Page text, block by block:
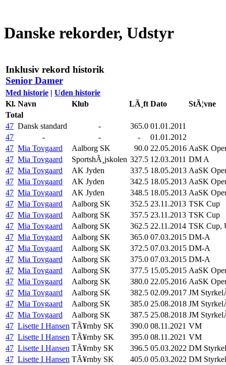
Danske rekorder, Udstyr
Inklusiv rekord historik
Senior Damer
Med historie | Uden historie
Kl. Navn Klub LÃ¸ft Dato
StÃ¦vne
Total
47 Dansk standard - 365.0 01.01.2011
47
- - -
01.01.2012
47 Mia Tovgaard Aalborg SK 90.0 22.05.2016 AaSK
47 Mia Tovgaard SportshÃ¸jskolen 327.5 12.03.2011 DM A
47 Mia Tovgaard AK Jyden 337.5 18.05.2013 AaSK
47 Mia Tovgaard AK Jyden 342.5 18.05.2013 AaSK
47 Mia Tovgaard AK Jyden 348.5 18.05.2013 AaSK
47 Mia Tovgaard Aalborg SK 352.5 23.11.2013 TSK Cup
47 Mia Tovgaard Aalborg SK 357.5 23.11.2013 TSK Cup
47 Mia Tovgaard Aalborg SK 362.5 22.11.2014 TSK Cup,
47 Mia Tovgaard Aalborg SK 365.0 07.03.2015 DM-A
47 Mia Tovgaard Aalborg SK 372.5 07.03.2015 DM-A
47 Mia Tovgaard Aalborg SK 375.0 07.03.2015 DM-A
47 Mia Tovgaard Aalborg SK 377.5 15.05.2015 AaSK
47 Mia Tovgaard Aalborg SK 380.0 22.05.2016 AaSK
47 Mia Tovgaard Aalborg SK 382.5 02.09.2017 JM
47 Mia Tovgaard Aalborg SK 385.0 25.08.2018 JM
47 Mia Tovgaard Aalborg SK 387.5 25.08.2018 JM
47 Lisette I Hansen TÃ¥rnby SK 390.0 08.11.2021 VM
47 Lisette I Hansen TÃ¥rnby SK 395.0 08.11.2021 VM
47 Lisette I Hansen TÃ¥rnby SK 396.5 05.03.2022 DM
47 Lisette I Hansen TÃ¥rnby SK 405.0 05.03.2022 DM